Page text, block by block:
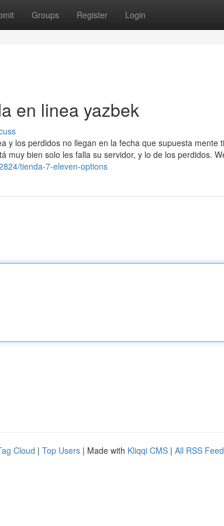
Groups Register Login
en linea yazbek
y los perdidos no llegan en la fecha que supuesta mente
muy bien solo les falla su servidor, y lo de los perdidos.
tienda-7-eleven-options
Cloud | Top Users | Made with Kliqqi CMS | All RSS